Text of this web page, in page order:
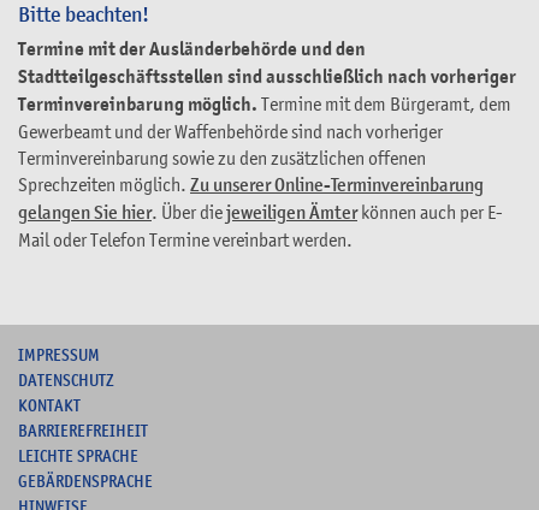
Bitte beachten!
Termine mit der Ausländerbehörde und den
Stadtteilgeschäftsstellen sind ausschließlich nach vorheriger
Terminvereinbarung möglich. Termine mit dem Bürgeramt, dem
Gewerbeamt und der Waffenbehörde sind nach vorheriger
Terminvereinbarung sowie zu den zusätzlichen offenen
Sprechzeiten möglich. Zu unserer Online-Terminvereinbarung
gelangen Sie hier. Über diejeweiligen Ämterkönnen auch per E-
Mail oder Telefon Termine vereinbart werden.
IMPRESSUM
DATENSCHUTZ
KONTAKT
BARRIEREFREIHEIT
LEICHTE SPRACHE
GEBÄRDENSPRACHE